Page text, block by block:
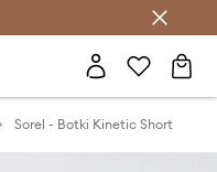
Club >
Sorel - Botki Kinetic Short